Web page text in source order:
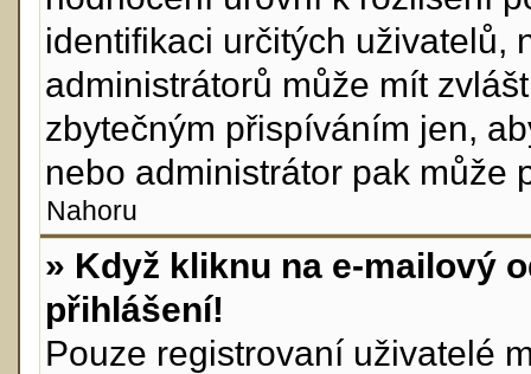
identifikaci určitých uživatelů,
administrátorů může mít
zbytečným přispíváním jen,
nebo administrátor pak může
Nahoru
» Když kliknu na e-mailový
přihlášení!
Pouze registrovaní uživatelé